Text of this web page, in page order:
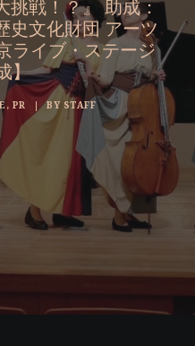
挑戦！？』 助成：
史文化財団 アーツ
ライブ・ステージ
成】
, PR | BY STAFF